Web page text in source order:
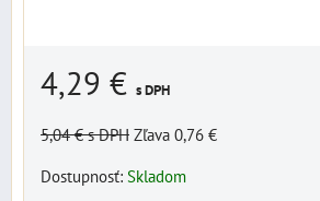
4,29 € s DPH
5,04 €s DPH Zľava 0,76 €
Dostupnosť: Skladom